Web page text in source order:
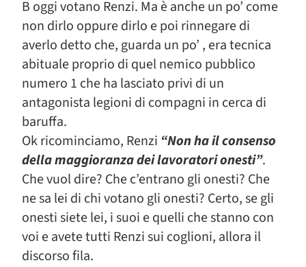
B oggi votano Renzi. Ma è anche un po’ come
non dirlo oppure dirlo e poi rinnegare di
averlo detto che, guarda un po’ , era tecnica
abituale proprio di quel nemico pubblico
numero 1 che ha lasciato privi di un
antagonista legioni di compagni in cerca di
baruffa.
Ok ricominciamo, Renzi “Non ha il consenso
della maggioranza dei lavoratori onesti”.
Che vuol dire? Che c’entrano gli onesti? Che
ne sa lei di chi votano gli onesti? Certo, se gli
onesti siete lei, i suoi e quelli che stanno con
voi e avete tutti Renzi sui coglioni, allora il
discorso fila.